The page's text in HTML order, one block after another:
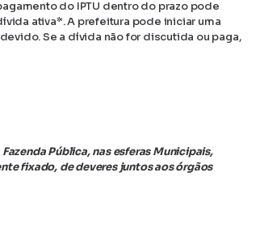
do IPTU dentro do prazo pode
ativa*. A prefeitura pode iniciar uma
Se a dívida não for discutida ou paga,
Pública, nas esferas Municipais,
fixado, de deveres juntos aos órgãos